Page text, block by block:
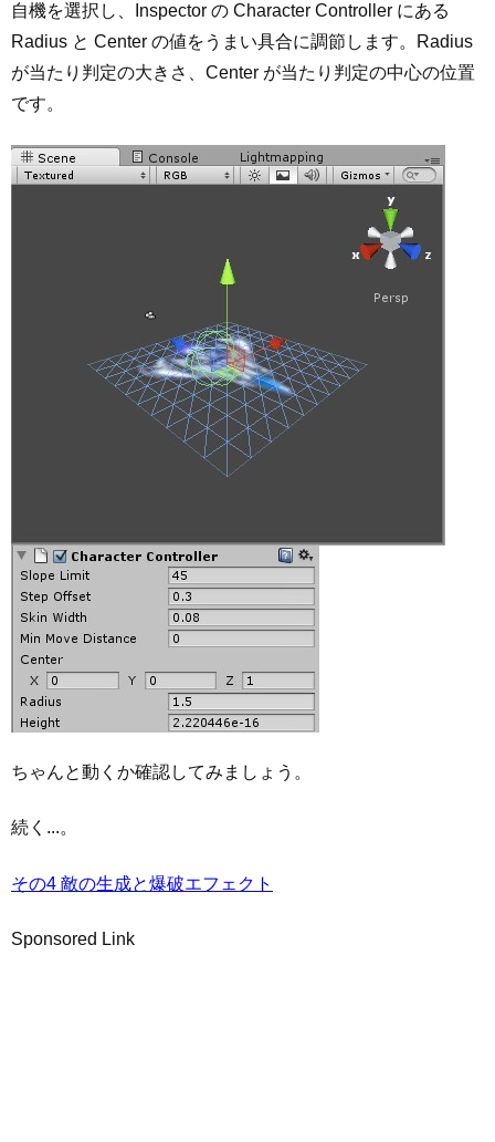
自機を選択し、Inspector の Character Controller にある
Radius と Center の値をうまい具合に調節します。Radius
が当たり判定の大きさ、Center が当たり判定の中心の位置
です。
ちゃんと動くか確認してみましょう。
続く...。
その4 敵の生成と爆破エフェクト
Sponsored Link